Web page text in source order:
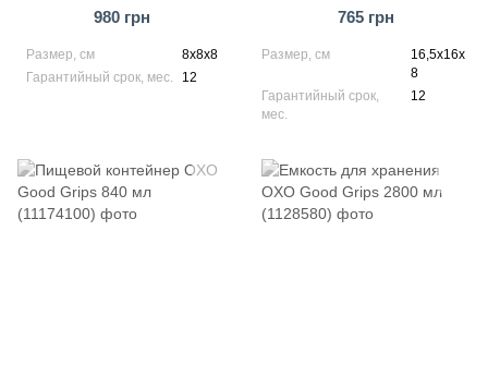
(11233800)
980 грн
Размер, см
8х8х8
Гарантийный срок, мес.
12
(11234900)
765 грн
Размер, см
16,5х16х
8
Гарантийный срок,
мес.
12